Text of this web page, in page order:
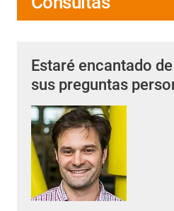
Estaré encantado
sus preguntas